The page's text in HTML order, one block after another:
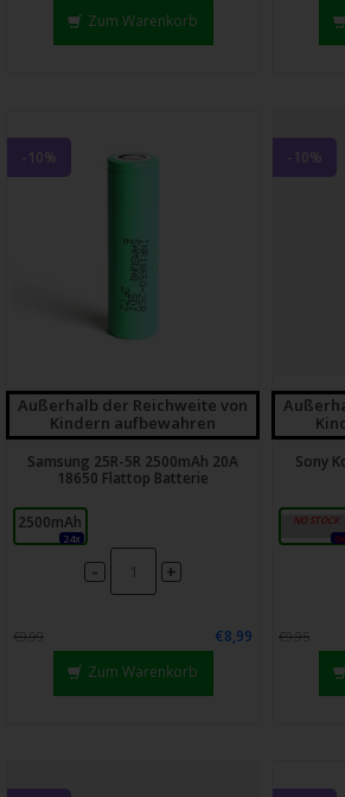
Zum Warenkorb
-10%
Außerhalb der Reichweite von
Kindern aufbewahren
Samsung 25R-5R 2500mAh 20A
18650 Flattop Batterie
2500mAh
24x
- +
€9,99
€8,99
Zum Warenkorb
-10%
Sony
2600mAh
0x
€9,95